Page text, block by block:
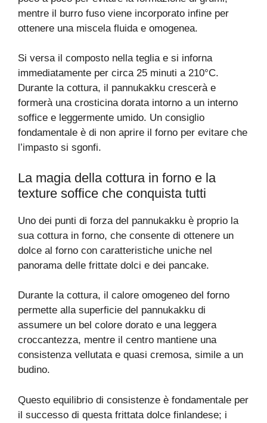
mentre il burro fuso viene incorporato infine per
ottenere una miscela fluida e omogenea.
Si versa il composto nella teglia e si inforna
immediatamente per circa 25 minuti a 210°C.
Durante la cottura, il pannukakku crescerà e
formerà una crosticina dorata intorno a un interno
soffice e leggermente umido. Un consiglio
fondamentale è di non aprire il forno per evitare che
l’impasto si sgonfi.
La magia della cottura in forno e la
texture soffice che conquista tutti
Uno dei punti di forza del pannukakku è proprio la
sua cottura in forno, che consente di ottenere un
dolce al forno con caratteristiche uniche nel
panorama delle frittate dolci e dei pancake.
Durante la cottura, il calore omogeneo del forno
permette alla superficie del pannukakku di
assumere un bel colore dorato e una leggera
croccantezza, mentre il centro mantiene una
consistenza vellutata e quasi cremosa, simile a un
budino.
Questo equilibrio di consistenze è fondamentale per
il successo di questa frittata dolce finlandese; i